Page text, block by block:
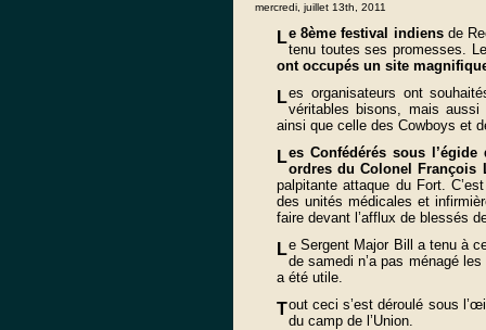
mercredi, juillet 13th, 2011
Le 8ème festival indiensde
tenu toutes ses promesses.
ont occupés un site
Les organisateurs ont
véritables bisons, mais
ainsi que celle des Cowboys et
Les Confédérés sous
ordres du Colonel François
palpitante attaque du Fort.
des unités médicales et
faire devant l’afflux de blessés
Le Sergent Major Bill a tenu à
de samedi n’a pas ménagé
a été utile.
Tout ceci s’est déroulé sous
du camp de l’Union.